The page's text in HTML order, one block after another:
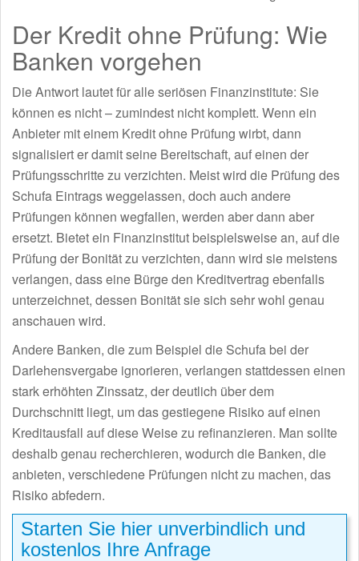
Der Kredit ohne Prüfung: Wie
Banken vorgehen
Die Antwort lautet für alle seriösen Finanzinstitute: Sie
können es nicht – zumindest nicht komplett. Wenn ein
Anbieter mit einem Kredit ohne Prüfung wirbt, dann
signalisiert er damit seine Bereitschaft, auf einen der
Prüfungsschritte zu verzichten. Meist wird die Prüfung des
Schufa Eintrags weggelassen, doch auch andere
Prüfungen können wegfallen, werden aber dann aber
ersetzt. Bietet ein Finanzinstitut beispielsweise an, auf die
Prüfung der Bonität zu verzichten, dann wird sie meistens
verlangen, dass eine Bürge den Kreditvertrag ebenfalls
unterzeichnet, dessen Bonität sie sich sehr wohl genau
anschauen wird.
Andere Banken, die zum Beispiel die Schufa bei der
Darlehensvergabe ignorieren, verlangen stattdessen einen
stark erhöhten Zinssatz, der deutlich über dem
Durchschnitt liegt, um das gestiegene Risiko auf einen
Kreditausfall auf diese Weise zu refinanzieren. Man sollte
deshalb genau recherchieren, wodurch die Banken, die
anbieten, verschiedene Prüfungen nicht zu machen, das
Risiko abfedern.
Starten Sie hier unverbindlich und
kostenlos Ihre Anfrage